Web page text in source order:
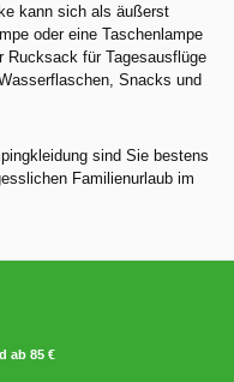
kann sich als äußerst
oder eine Taschenlampe
Rucksack für Tagesausflüge
Snacks und
sind Sie bestens
Familienurlaub im
ab 85 €